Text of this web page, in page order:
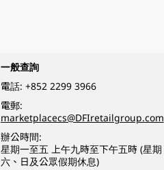
一般查詢
電話: +852 2299 3966
電郵:
marketplacecs@DFIretailgroup.com
辦公時間:
星期一至五 上午九時至下午五時 (星期
六、日及公眾假期休息)